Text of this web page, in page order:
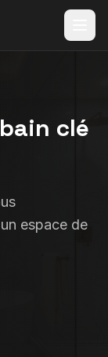
clé
espace de